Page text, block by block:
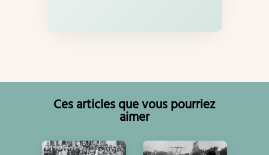
Ces articles que vous pourriez
aimer